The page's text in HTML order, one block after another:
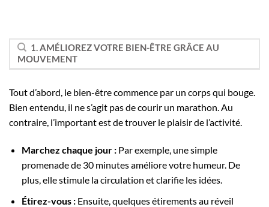
1. AMÉLIOREZ VOTRE BIEN-ÊTRE GRÂCE AU
MOUVEMENT
Tout d’abord, le bien-être commence par un corps qui bouge.
Bien entendu, il ne s’agit pas de courir un marathon. Au
contraire, l’important est de trouver le plaisir de l’activité.
Marchez chaque jour :Par exemple, une simple
promenade de 30 minutes améliore votre humeur. De
plus, elle stimule la circulation et clarifie les idées.
Étirez-vous :Ensuite, quelques étirements au réveil